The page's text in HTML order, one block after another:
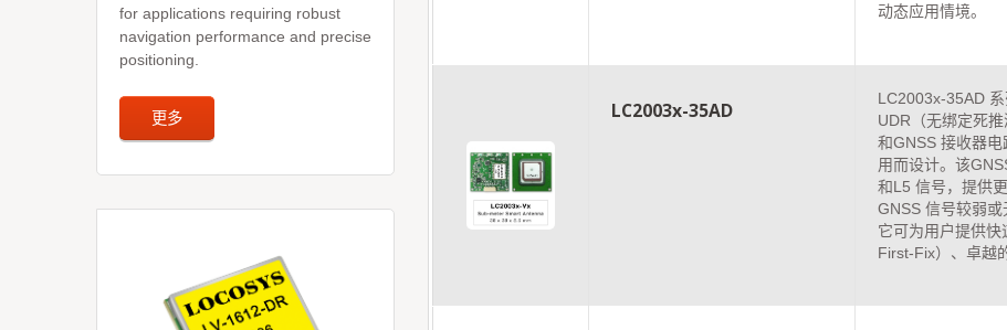
for applications requiring robust
navigation performance and precise
positioning.
更多
动态应用情境。
LC2003x-35AD
LC2003x-35AD
UDR（无绑定死
和GNSS 接收器
用而设计。该
和L5 信号，提供
GNSS 信号较弱或
它可为用户提供快
First-Fix）、卓越